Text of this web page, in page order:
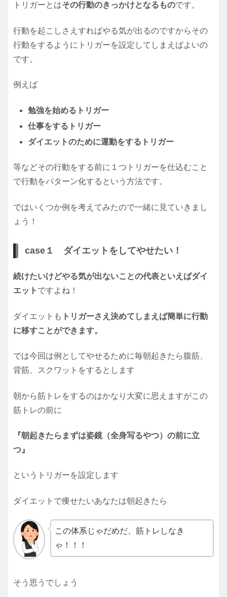
トリガーとはその行動のきっかけとなるものです。
行動を起こしさえすればやる気が出るのですからその
行動をするようにトリガーを設定してしまえばよいの
です。
例えば
勉強を始めるトリガー
仕事をするトリガー
ダイエットのために運動をするトリガー
等などその行動をする前に１つトリガーを仕込むこと
で行動をパターン化するという方法です。
ではいくつか例を考えてみたので一緒に見ていきまし
ょう！
case１ ダイエットをしてやせたい！
続けたいけどやる気が出ないことの代表といえばダイ
エット ですよね！
ダイエットも トリガーさえ決めてしまえば簡単に行動
に移すことができます。
では今回は例としてやせるために毎朝起きたら腹筋、
背筋、スクワットをするとします
朝から筋トレをするのはかなり大変に思えますがこの
筋トレの前に
『朝起きたらまずは姿鏡（全身写るやつ）の前に立
つ』
というトリガーを設定します
ダイエットで痩せたいあなたは朝起きたら
この体系じゃだめだ、筋トレしなき
ゃ！！！
そう思うでしょう